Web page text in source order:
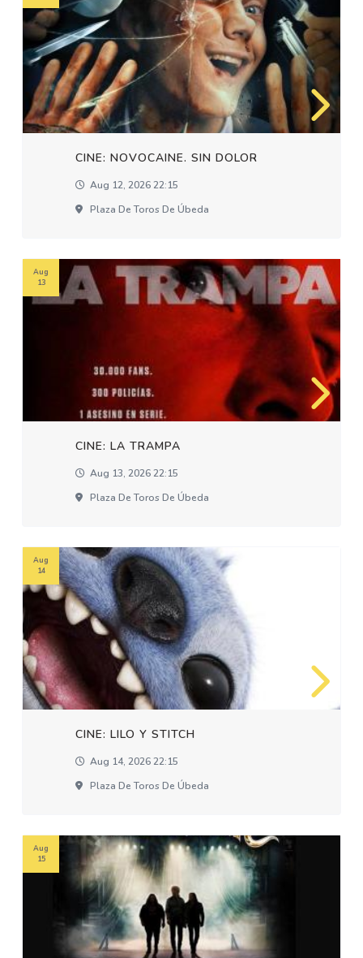
CINE: NOVOCAINE. SIN DOLOR
Aug 12, 2026 22:15
Plaza De Toros De Úbeda
CINE: LA TRAMPA
Aug 13, 2026 22:15
Plaza De Toros De Úbeda
Aug
13
CINE: LILO Y STITCH
Aug 14, 2026 22:15
Plaza De Toros De Úbeda
Aug
14
Aug
15